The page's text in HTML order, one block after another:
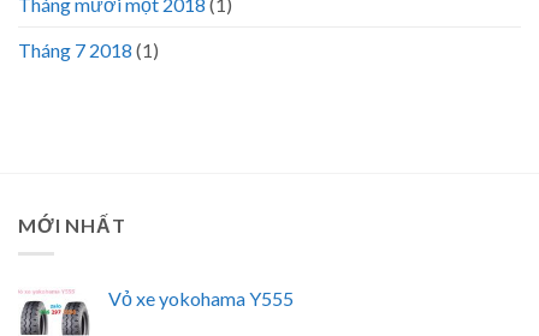
Tháng 7 2018 (1)
MỚI NHẤT
Vỏ xe yokohama Y555